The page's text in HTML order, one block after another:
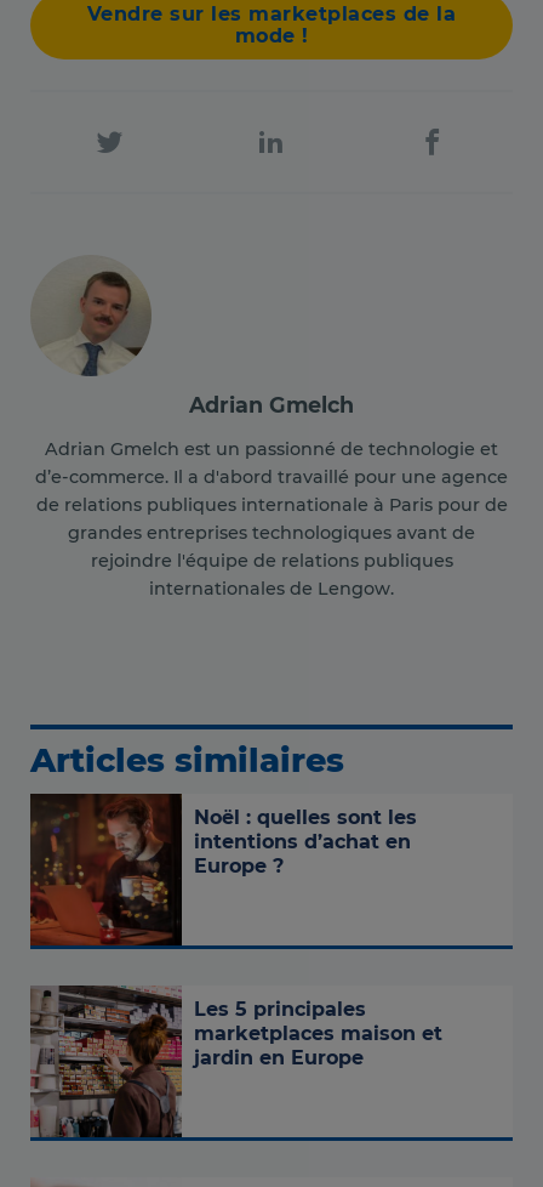
Vendre sur les marketplaces de la
mode !
Adrian Gmelch
Adrian Gmelch est un passionné de technologie et
d’e-commerce. Il a d'abord travaillé pour une agence
de relations publiques internationale à Paris pour de
grandes entreprises technologiques avant de
rejoindre l'équipe de relations publiques
internationales de Lengow.
Articles similaires
Noël : quelles sont les
intentions d’achat en
Europe ?
Les 5 principales
marketplaces maison et
jardin en Europe